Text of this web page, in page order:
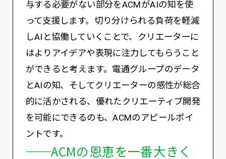
与する必要がない部分をACMがAIの知を使
って支援します。切り分けられる負荷を軽減
しAIと協働していくことで、クリエーターに
はよりアイデアや表現に注力してもらうこと
ができると考えます。電通グループのデータ
とAIの知、そしてクリエーターの感性が総合
的に活かされる、優れたクリエーティブ開発
を可能にできるのも、ACMのアピールポイ
ントです。
──ACMの恩恵を一番大きく